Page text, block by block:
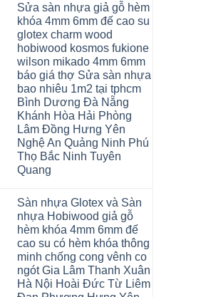
bình
luận
ở
Sàn
gỗ
AURUM
Floor
Báo
giá
Sàn
gỗ
AURUM
Floor
nhập
khẩu
Malaysia
RUM
14
AI
13
RUM
AI
35
36
RUM
AI
37
AI
dày
Sửa sàn nhựa giả gỗ hèm
khóa 4mm 6mm đế cao su
glotex charm wood
hobiwood kosmos fukione
wilson mikado 4mm 6mm
báo giá thợ Sửa sàn nhựa
bao nhiêu 1m2 tại tphcm
Bình Dương Đà Nẵng
Khánh Hòa Hải Phòng
Lâm Đồng Hưng Yên
Nghệ An Quảng Ninh Phú
Thọ Bắc Ninh Tuyên
Quang
bình
luận
ở
Sửa
sàn
nhựa
giả
gỗ
hèm
khóa
4mm
Sàn nhựa Glotex và Sàn
nhựa Hobiwood giả gỗ
hèm khóa 4mm 6mm đế
cao su có hèm khóa thông
minh chống cong vênh co
ngót Gia Lâm Thanh Xuân
Hà Nội Hoài Đức Từ Liêm